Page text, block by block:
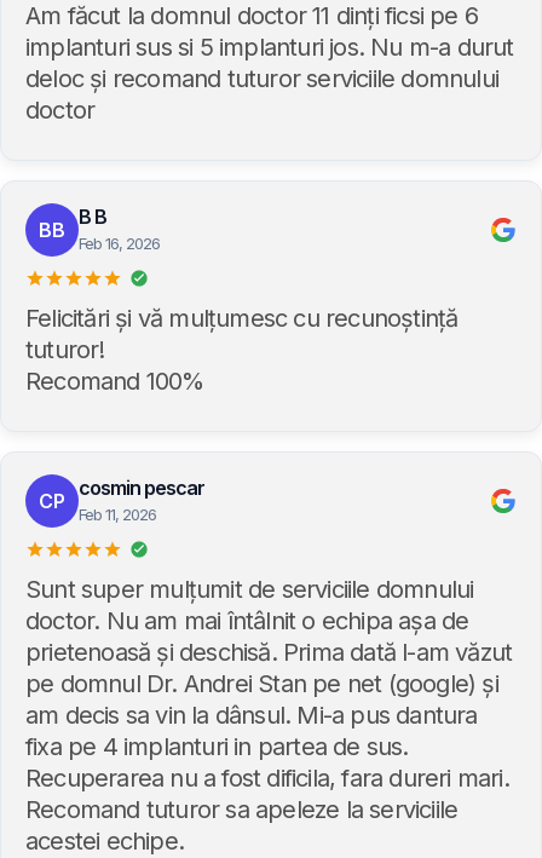
Am făcut la domnul doctor 11 dinți ficsi pe 6
implanturi sus si 5 implanturi jos. Nu m-a durut
deloc și recomand tuturor serviciile domnului
doctor
BB
B B
Feb 16, 2026
Felicitări și vă mulțumesc cu recunoștință
tuturor!
Recomand 100%
CP
cosmin pescar
Feb 11, 2026
Sunt super mulțumit de serviciile domnului
doctor. Nu am mai întâlnit o echipa așa de
prietenoasă și deschisă. Prima dată l-am văzut
pe domnul Dr. Andrei Stan pe net (google) și
am decis sa vin la dânsul. Mi-a pus dantura
fixa pe 4 implanturi in partea de sus.
Recuperarea nu a fost dificila, fara dureri mari.
Recomand tuturor sa apeleze la serviciile
acestei echipe.